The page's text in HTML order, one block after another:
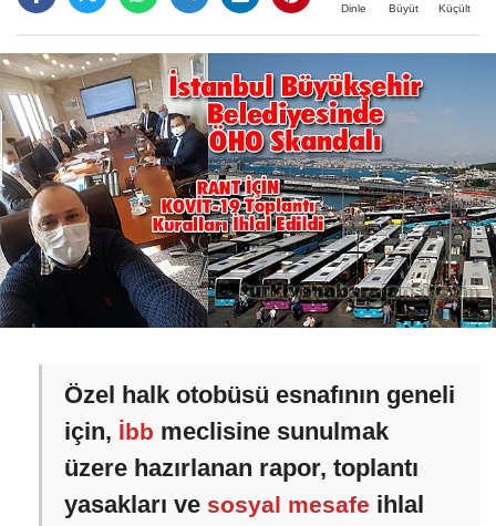
Dinle Büyüt Küçült
Özel halk otobüsü esnafının geneli
için, İbb meclisine sunulmak
üzere hazırlanan rapor, toplantı
yasakları ve sosyal mesafe ihlal